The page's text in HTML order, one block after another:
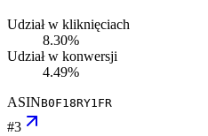
Udział w kliknięciach
8.30%
Udział w konwersji
4.49%
ASINB0F18RY1FR
#3